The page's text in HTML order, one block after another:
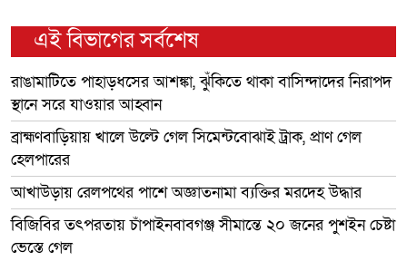
এই বিভাগের সর্বশেষ
রাঙামাটিতে পাহাড়ধসের আশঙ্কা, ঝুঁকিতে থাকা বাসিন্দাদের নিরাপদ
স্থানে সরে যাওয়ার আহ্বান
ব্রাহ্মণবাড়িয়ায় খালে উল্টে গেল সিমেন্টবোঝাই ট্রাক, প্রাণ গেল
হেলপারের
আখাউড়ায় রেলপথের পাশে অজ্ঞাতনামা ব্যক্তির মরদেহ উদ্ধার
বিজিবির তৎপরতায় চাঁপাইনবাবগঞ্জ সীমান্তে ২০ জনের পুশইন চেষ্টা
ভেস্তে গেল